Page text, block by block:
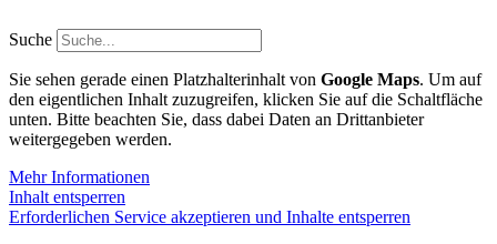
Inhalt
springen
Suche
Sie sehen gerade einen Platzhalterinhalt von Google Maps. Um auf
den eigentlichen Inhalt zuzugreifen, klicken Sie auf die Schaltfläche
unten. Bitte beachten Sie, dass dabei Daten an Drittanbieter
weitergegeben werden.
Mehr Informationen
Inhalt entsperren
Erforderlichen Service akzeptieren und Inhalte entsperren